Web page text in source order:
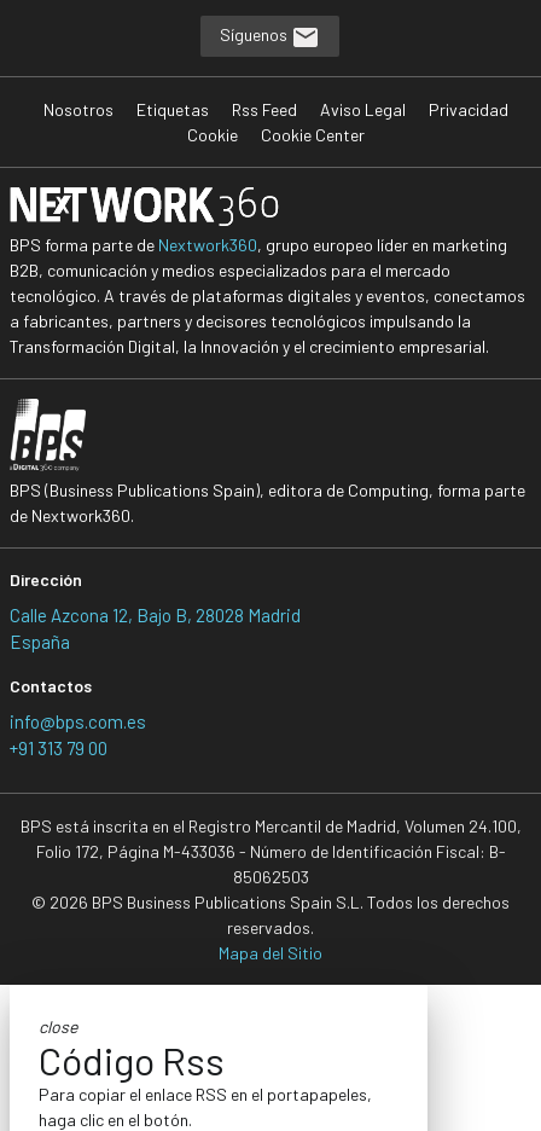
Síguenos
Nosotros Etiquetas Rss Feed Aviso Legal
Privacidad
Cookie
Cookie Center
BPS forma parte de Nextwork360, grupo europeo líder en marketing
B2B, comunicación y medios especializados para el mercado
tecnológico. A través de plataformas digitales y eventos, conectamos
a fabricantes, partners y decisores tecnológicos impulsando la
Transformación Digital, la Innovación y el crecimiento empresarial.
BPS (Business Publications Spain), editora de Computing, forma parte
de Nextwork360.
Dirección
Calle Azcona 12, Bajo B, 28028 Madrid
España
Contactos
info@bps.com.es
+91 313 79 00
BPS está inscrita en el Registro Mercantil de Madrid, Volumen 24.100,
Folio 172, Página M-433036 - Número de Identificación Fiscal: B-
85062503
© 2026 BPS Business Publications Spain S.L. Todos los derechos
reservados.
Mapa del Sitio
close
Código Rss
Para copiar el enlace RSS en el portapapeles,
haga clic en el botón.